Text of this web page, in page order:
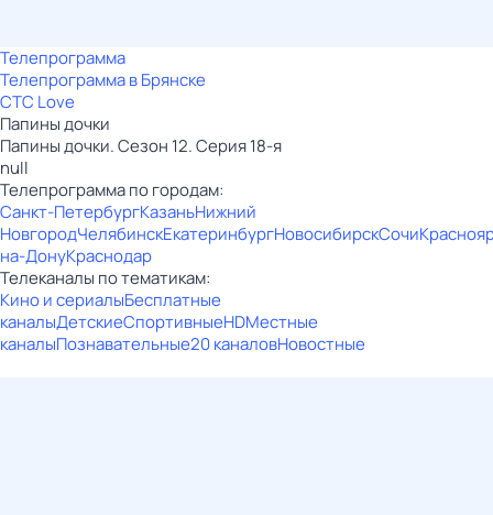
Телепрограмма
Телепрограмма в Брянске
СТС Love
Папины дочки
Папины дочки. Сезон 12. Серия 18-я
null
Телепрограмма по городам:
Санкт-ПетербургКазаньНижний
НовгородЧелябинскЕкатеринбургНовосибирскСочи
на-ДонуКраснодар
Телеканалы по тематикам:
Кино и сериалыБесплатные
каналыДетскиеСпортивныеHDМестные
каналыПознавательные20 каналовНовостные